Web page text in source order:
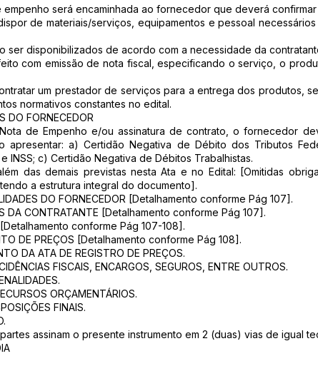
será encaminhada ao fornecedor que deverá
de materiais/serviços, equipamentos e pessoal
ser disponibilizados de acordo com a necessidade da
com emissão de nota fiscal, especificando o serviço, o
um prestador de serviços para a entrega dos produtos,
normativos constantes no edital.
DO FORNECEDOR
de Empenho e/ou assinatura de contrato, o fornecedor
apresentar: a) Certidão Negativa de Débito dos Tributos
INSS; c) Certidão Negativa de Débitos Trabalhistas.
das demais previstas nesta Ata e no Edital: [Omitidas
a estrutura integral do documento].
DO FORNECEDOR [Detalhamento conforme Pág 107].
DA CONTRATANTE [Detalhamento conforme Pág 107].
[Detalhamento conforme Pág 107-108].
DE PREÇOS [Detalhamento conforme Pág 108].
DA ATA DE REGISTRO DE PREÇOS.
FISCAIS, ENCARGOS, SEGUROS, ENTRE OUTROS.
ORÇAMENTÁRIOS.
FINAIS.
assinam o presente instrumento em 2 (duas) vias de igual